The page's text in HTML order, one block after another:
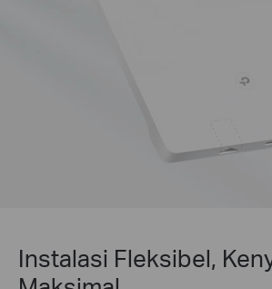
Instalasi Fleksibel,